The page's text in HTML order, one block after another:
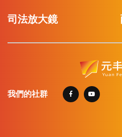
司法放大鏡
我們的社群